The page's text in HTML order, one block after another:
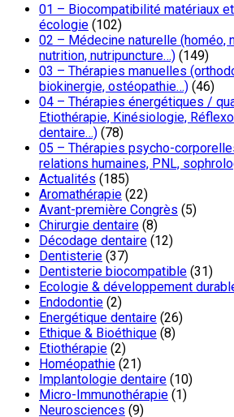
01 – Biocompatibilité matériaux
écologie (102)
02 – Médecine naturelle (homéo,
nutrition, nutripuncture…) (149)
03 – Thérapies manuelles
biokinergie, ostéopathie…) (46)
04 – Thérapies énergétiques /
Etiothérapie, Kinésiologie,
dentaire…) (78)
05 – Thérapies psycho-
relations humaines, PNL,
Actualités (185)
Aromathérapie (22)
Avant-première Congrès (5)
Chirurgie dentaire (8)
Décodage dentaire (12)
Dentisterie (37)
Dentisterie biocompatible (31)
Ecologie & développement
Endodontie (2)
Energétique dentaire (26)
Ethique & Bioéthique (8)
Etiothérapie (2)
Homéopathie (21)
Implantologie dentaire (10)
Micro-Immunothérapie (1)
Neurosciences (9)